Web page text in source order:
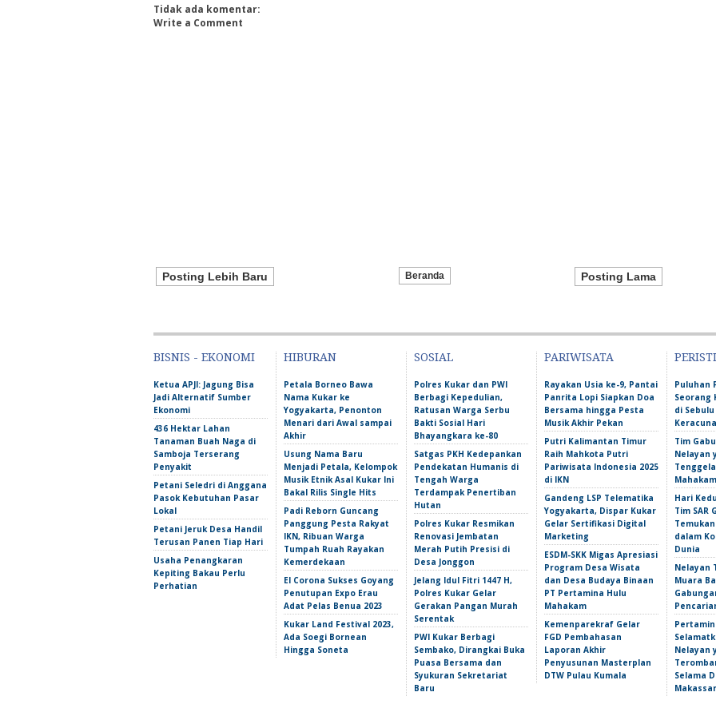
Tidak ada komentar:
Write a Comment
Posting Lebih Baru Posting Lama
Beranda
BISNIS - EKONOMI
Ketua APJI: Jagung Bisa
Jadi Alternatif Sumber
Ekonomi
436 Hektar Lahan
Tanaman Buah Naga di
Samboja Terserang
Penyakit
Petani Seledri di Anggana
Pasok Kebutuhan Pasar
Lokal
Petani Jeruk Desa Handil
Terusan Panen Tiap Hari
Usaha Penangkaran
Kepiting Bakau Perlu
Perhatian
HIBURAN
Petala Borneo Bawa
Nama Kukar ke
Yogyakarta, Penonton
Menari dari Awal sampai
Akhir
Usung Nama Baru
Menjadi Petala, Kelompok
Musik Etnik Asal Kukar Ini
Bakal Rilis Single Hits
Padi Reborn Guncang
Panggung Pesta Rakyat
IKN, Ribuan Warga
Tumpah Ruah Rayakan
Kemerdekaan
El Corona Sukses Goyang
Penutupan Expo Erau
Adat Pelas Benua 2023
Kukar Land Festival 2023,
Ada Soegi Bornean
Hingga Soneta
SOSIAL
Polres Kukar dan PWI
Berbagi Kepedulian,
Ratusan Warga Serbu
Bakti Sosial Hari
Bhayangkara ke-80
Satgas PKH Kedepankan
Pendekatan Humanis di
Tengah Warga
Terdampak Penertiban
Hutan
Polres Kukar Resmikan
Renovasi Jembatan
Merah Putih Presisi di
Desa Jonggon
Jelang Idul Fitri 1447 H,
Polres Kukar Gelar
Gerakan Pangan Murah
Serentak
PWI Kukar Berbagi
Sembako, Dirangkai Buka
Puasa Bersama dan
Syukuran Sekretariat
Baru
PARIWISATA
Rayakan Usia ke-9, Pantai
Panrita Lopi Siapkan Doa
Bersama hingga Pesta
Musik Akhir Pekan
Putri Kalimantan Timur
Raih Mahkota Putri
Pariwisata Indonesia 2025
di IKN
Gandeng LSP Telematika
Yogyakarta, Dispar Kukar
Gelar Sertifikasi Digital
Marketing
ESDM-SKK Migas Apresiasi
Program Desa Wisata
dan Desa Budaya Binaan
PT Pertamina Hulu
Mahakam
Kemenparekraf Gelar
FGD Pembahasan
Laporan Akhir
Penyusunan Masterplan
DTW Pulau Kumala
Puluhan
Seorang
di
Tim
Nelayan
Hari
Tim SAR
dalam
Dunia
Nelayan
Muara
Nelayan
Selama
Makassar